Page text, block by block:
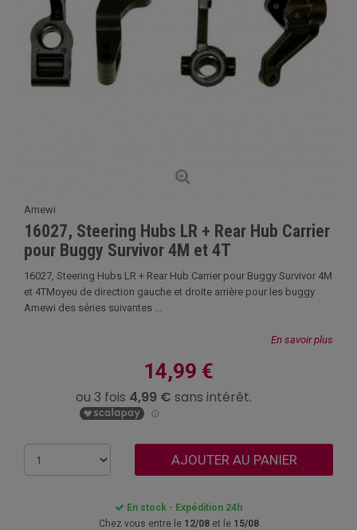
Amewi
16027, Steering Hubs LR + Rear Hub Carrier
pour Buggy Survivor 4M et 4T
16027, Steering Hubs LR + Rear Hub Carrier pour Buggy Survivor 4M
et 4TMoyeu de direction gauche et droite arrière pour les buggy
Amewi des séries suivantes ...
En savoir plus
14,99 €
AJOUTER AU PANIER
En stock - Expédition 24h
Chez vous entre le 12/08et le 15/08